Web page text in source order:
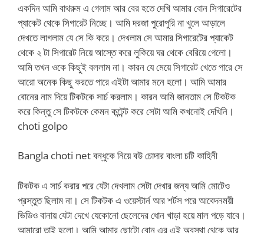
একদিন আমি বাথরুম এ গেলাম আর বের হতে দেখি আমার বোন সিগারেটের
প্যাকেট থেকে সিগারেট নিচ্ছে। আমি দরজা পুরোপুরি না খুলে আড়ালে
দেখতে লাগলাম যে সে কি করে। দেখলাম সে আমার সিগারেটের প্যাকেট
থেকে ২ টা সিগারেট নিয়ে আস্তে করে লুকিয়ে ঘর থেকে বেরিয়ে গেলো।
আমি তখন ওকে কিছুই বললাম না। কারন যে মেয়ে সিগারেট খেতে পারে সে
আরো অনেক কিছু করতে পারে এইটা আমার মনে হলো। আমি আমার
বোনের নাম দিয়ে টিকটকে সার্চ করলাম। কারন আমি জানতাম সে টিকটক
করে কিন্তু সে টিকটকে কেমন কন্টেন্ট করে সেটা আমি কখনোই দেখিনি।
choti golpo
Bangla choti net বন্ধুকে নিয়ে বউ চোদার বাংলা চটি কাহিনী
টিকটক এ সার্চ করার পরে যেটা দেখলাম সেটা দেখার জন্য আমি মোটেও
প্রস্তুত ছিলাম না। সে টিকটক এ ওয়েস্টার্ন আর শর্টস পরে আবেদনময়ী
ভিডিও বানায় যেটা দেখে যেকোনো ছেলেদের ধোন খাড়া হয়ে মাল পড়ে যাবে।
আমারো তাই হলো। আমি আমার ছোটো বোন এর এই অবস্থা থেকে আর